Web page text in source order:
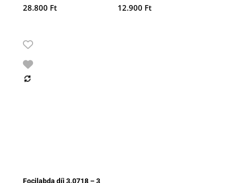
28.800 Ft 12.900 Ft
Focilabda díj 3.0718 – 3